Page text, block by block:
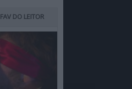
FAV DO LEITOR